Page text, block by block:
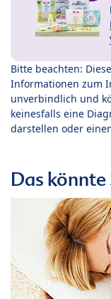
Bitte beachten:
Informationen zum
unverbindlich und
keinesfalls eine
darstellen oder
Das könnte